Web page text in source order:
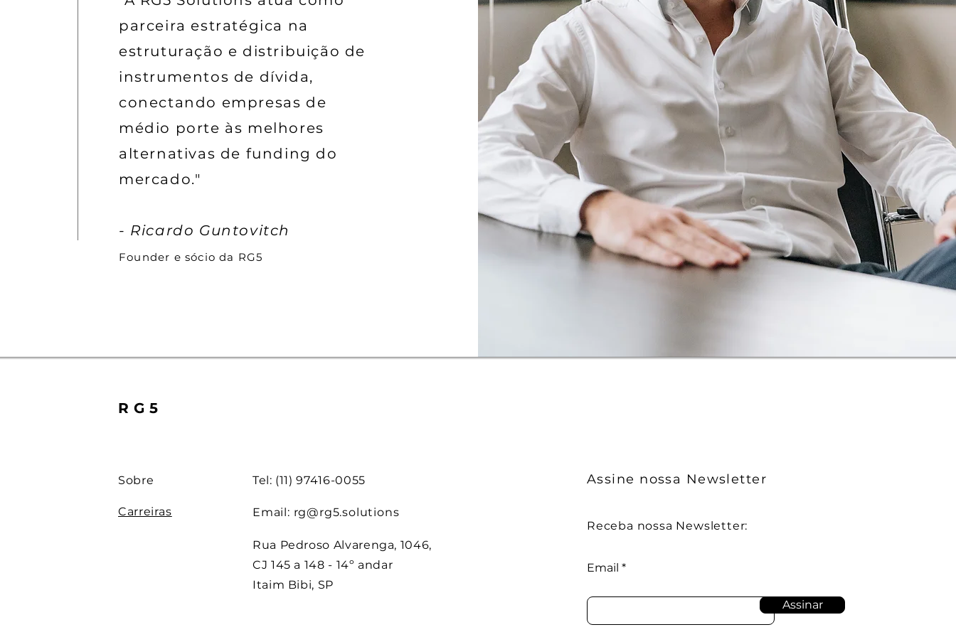
parceira estratégica na
estruturação e distribuição de
instrumentos de dívida,
conectando empresas de
médio porte às melhores
alternativas de funding do
mercado."
- Ricardo Guntovitch
Founder e sócio da RG5
RG5
Sobre
Carreiras
Tel: (11) 97416-0055
Email: rg@rg5.solutions
Rua Pedroso Alvarenga, 1046,
CJ 145 a 148 - 14º andar
Itaim Bibi, SP
Assine nossa Newsletter
Receba nossa Newsletter:
Email
Assinar